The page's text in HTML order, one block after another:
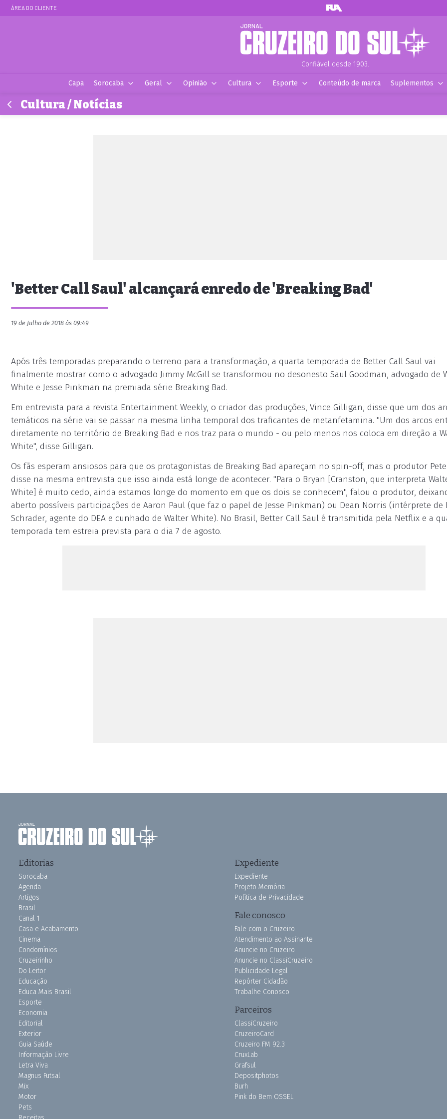
ÁREA DO CLIENTE
Confiável desde 1903.
Capa Sorocaba Geral Opinião Cultura Esporte Conteúdo de marca Suplementos
Cultura / Notícias
'Better Call Saul' alcançará enredo de 'Breaking Bad'
19 de Julho de 2018 às 09:49
Após três temporadas preparando o terreno para a transformação, a quarta temporada de Better Call Saul vai
finalmente mostrar como o advogado Jimmy McGill se transformou no desonesto Saul Goodman, advogado de
White e Jesse Pinkman na premiada série Breaking Bad.
Em entrevista para a revista Entertainment Weekly, o criador das produções, Vince Gilligan, disse que um dos
temáticos na série vai se passar na mesma linha temporal dos traficantes de metanfetamina. "Um dos arcos
diretamente no território de Breaking Bad e nos traz para o mundo - ou pelo menos nos coloca em direção a
White", disse Gilligan.
Os fãs esperam ansiosos para que os protagonistas de Breaking Bad apareçam no spin-off, mas o produtor
disse na mesma entrevista que isso ainda está longe de acontecer. "Para o Bryan [Cranston, que interpreta
White] é muito cedo, ainda estamos longe do momento em que os dois se conhecem", falou o produtor,
aberto possíveis participações de Aaron Paul (que faz o papel de Jesse Pinkman) ou Dean Norris (intérprete de
Schrader, agente do DEA e cunhado de Walter White). No Brasil, Better Call Saul é transmitida pela Netflix e a
temporada tem estreia prevista para o dia 7 de agosto.
Editorias
Sorocaba
Agenda
Artigos
Brasil
Canal 1
Casa e Acabamento
Cinema
Condomínios
Cruzeirinho
Do Leitor
Educação
Educa Mais Brasil
Esporte
Economia
Editorial
Exterior
Guia Saúde
Informação Livre
Letra Viva
Magnus Futsal
Mix
Motor
Pets
Expediente
Expediente
Projeto Memória
Política de Privacidade
Fale conosco
Fale com o Cruzeiro
Atendimento ao Assinante
Anuncie no Cruzeiro
Anuncie no ClassiCruzeiro
Publicidade Legal
Repórter Cidadão
Trabalhe Conosco
Parceiros
ClassiCruzeiro
CruzeiroCard
Cruzeiro FM 92.3
CruxLab
Grafsul
Depositphotos
Burh
Pink do Bem OSSEL